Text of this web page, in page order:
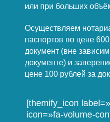
или при больших
Осуществляем
паспортов по цене
документ (вне
документе) и
цене 100 рублей за
[themify_icon
icon=»fa-volume-